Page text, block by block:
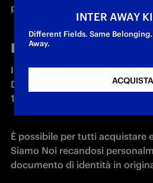
pagina.
INTER STORE
Il Ticket Corner dell'Inter Store
Dante 16) è aperto venerdì,
10:30 alle 19:00 con orario
È possibile per tutti acquistare
Siamo Noi recandosi
documento di identità in
INTER AWAY
Different Fields. Same
Away.
ACQUISTA